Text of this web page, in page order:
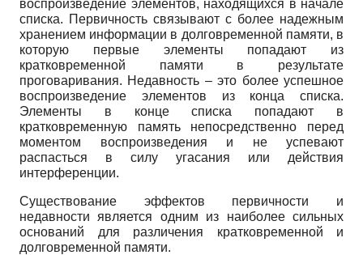
воспроизведение элементов, находящихся в начале
списка. Первичность связывают с более надежным
хранением информации в долговременной памяти, в
которую первые элементы попадают из
кратковременной памяти в результате
проговаривания. Недавность – это более успешное
воспроизведение элементов из конца списка.
Элементы в конце списка попадают в
кратковременную память непосредственно перед
моментом воспроизведения и не успевают
распасться в силу угасания или действия
интерференции.
Существование эффектов первичности и
недавности является одним из наиболее сильных
оснований для различения кратковременной и
долговременной памяти.